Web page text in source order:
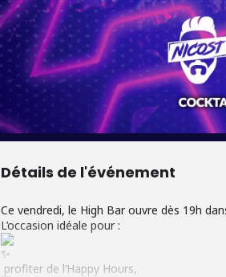
Détails de l'événement
Ce vendredi, le High Bar ouvre dès 19h
L’occasion idéale pour :
profiter de l’Happy Hours,